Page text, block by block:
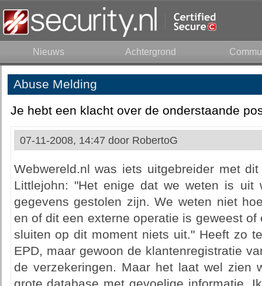
Nieuws Achtergrond
Abuse Melding
Je hebt een klacht over de onderstaande
07-11-2008, 14:47 door RobertoG
Webwereld.nl was iets uitgebreider met
Littlejohn: "Het enige dat we weten is
gegevens gestolen zijn. We weten niet
en of dit een externe operatie is geweest
sluiten op dit moment niets uit." Heeft zo
EPD, maar gewoon de klantenregistratie
de verzekeringen. Maar het laat wel zien